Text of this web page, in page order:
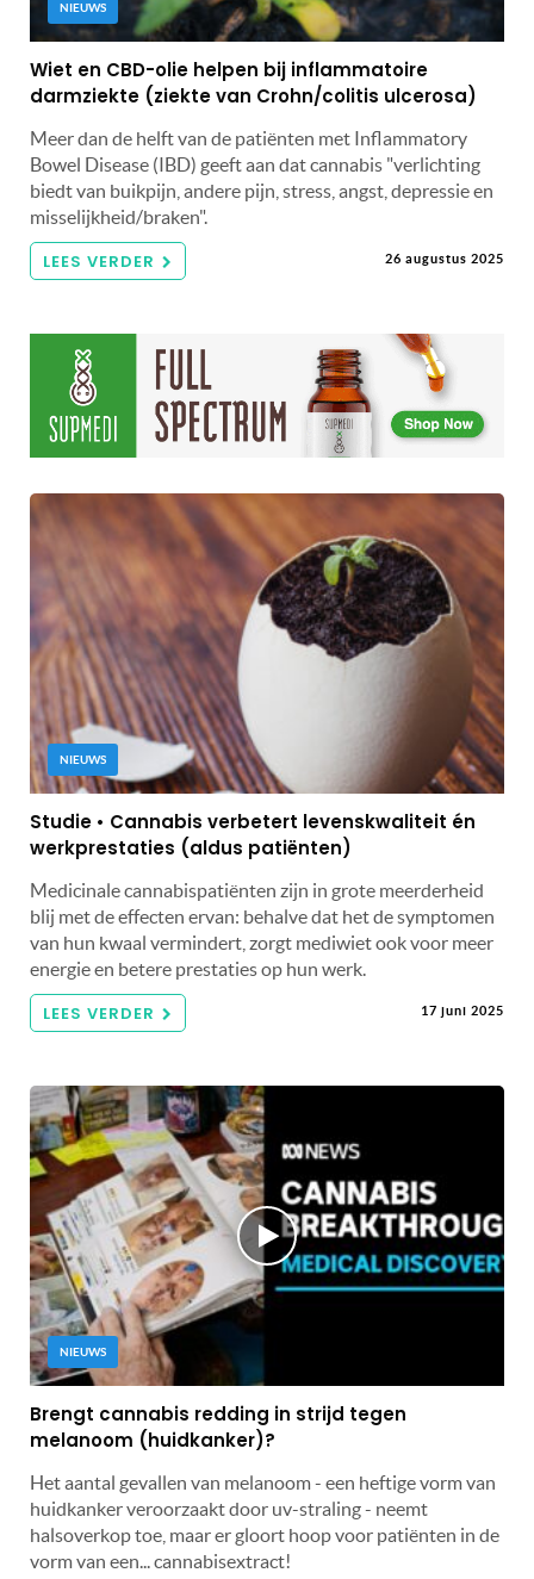
NIEUWS
Wiet en CBD-olie helpen bij inflammatoire
darmziekte (ziekte van Crohn/colitis ulcerosa)
Meer dan de helft van de patiënten met Inflammatory
Bowel Disease (IBD) geeft aan dat cannabis "verlichting
biedt van buikpijn, andere pijn, stress, angst, depressie en
misselijkheid/braken".
LEES VERDER 26 augustus 2025
NIEUWS
Studie • Cannabis verbetert levenskwaliteit én
werkprestaties (aldus patiënten)
Medicinale cannabispatiënten zijn in grote meerderheid
blij met de effecten ervan: behalve dat het de symptomen
van hun kwaal vermindert, zorgt mediwiet ook voor meer
energie en betere prestaties op hun werk.
LEES VERDER 17 juni 2025
NIEUWS
Brengt cannabis redding in strijd tegen
melanoom (huidkanker)?
Het aantal gevallen van melanoom - een heftige vorm van
huidkanker veroorzaakt door uv-straling - neemt
halsoverkop toe, maar er gloort hoop voor patiënten in de
vorm van een... cannabisextract!